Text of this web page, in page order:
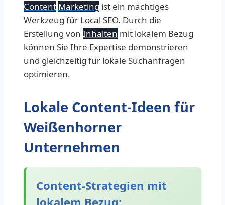
Content Marketing ist ein mächtiges
Werkzeug für Local SEO. Durch die
Erstellung von Inhalten mit lokalem Bezug
können Sie Ihre Expertise demonstrieren
und gleichzeitig für lokale Suchanfragen
optimieren.
Lokale Content-Ideen für
Weißenhorner
Unternehmen
Content-Strategien mit